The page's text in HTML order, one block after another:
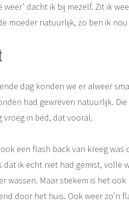
weer’ dacht ik bij mezelf. Zit ik
moeder natuurlijk, zo ben ik
dag konden we er alweer
had gewreven natuurlijk.
vroeg in bed, dat vooral.
een flash back van kreeg
dat ik echt niet had gemist, volle
wassen. Maar stiekem is het
door het huis. Ook weer zo’n